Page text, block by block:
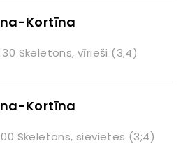
Kortīna
Skeletons, vīrieši (3;4)
Kortīna
Skeletons, sievietes (3;4)